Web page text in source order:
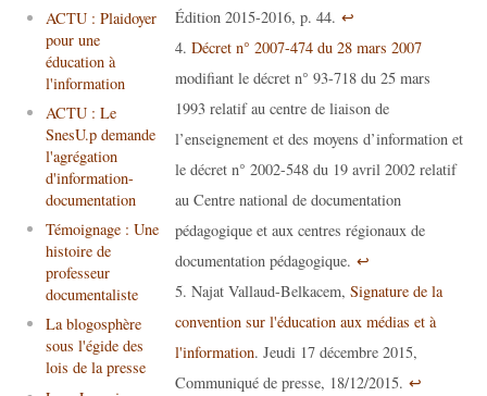
ACTU : Plaidoyer
pour une
éducation à
l'information
ACTU : Le
SnesU.p demande
l'agrégation
d'information-
documentation
Témoignage : Une
histoire de
professeur
documentaliste
La blogosphère
sous l'égide des
lois de la presse
Édition 2015-2016, p. 44.↩
Décret n° 2007-474 du 28 mars 2007
modifiant le décret n° 93-718 du 25 mars
1993 relatif au centre de liaison de
l’enseignement et des moyens d’information et
le décret n° 2002-548 du 19 avril 2002 relatif
au Centre national de documentation
pédagogique et aux centres régionaux de
documentation pédagogique.↩
Najat Vallaud-Belkacem,Signature de la
convention sur l'éducation aux médias et à
l'information. Jeudi 17 décembre 2015,
Communiqué de presse, 18/12/2015.↩